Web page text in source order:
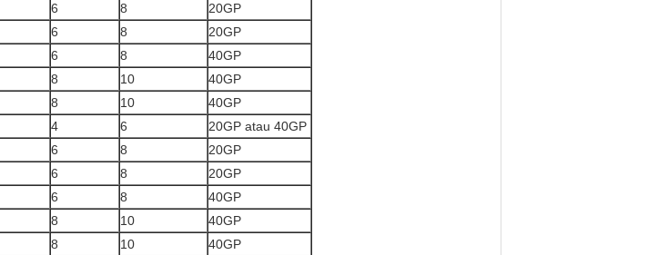
6 8
20GP
6 8
20GP
6 8
40GP
8 10
40GP
8 10
40GP
4 6
20GP atau 40GP
6 8
20GP
6 8
20GP
6 8
40GP
8 10
40GP
8 10 40GP